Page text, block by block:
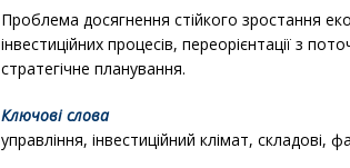
Проблема досягнення стійкого зростання
інвестиційних процесів, переорієнтації з
стратегічне планування.
Ключові слова
управління, інвестиційний клімат, складові,